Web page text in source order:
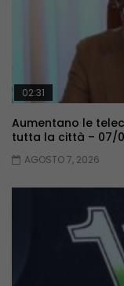
02:31
Aumentano le
tutta la città – 07/
AGOSTO 7, 2026